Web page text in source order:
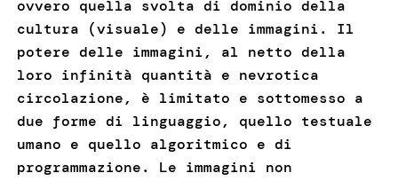
ovvero quella svolta di dominio della
cultura (visuale) e delle immagini. Il
potere delle immagini, al netto della
loro infinità quantità e nevrotica
circolazione, è limitato e sottomesso a
due forme di linguaggio, quello testuale
umano e quello algoritmico e di
programmazione. Le immagini non